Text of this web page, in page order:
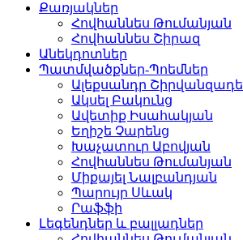
Քառյակներ
Հովհաննես Թումանյան
Հովհաննես Շիրազ
Անեկդոտներ
Պատմվածքներ-Պոեմներ
Ալեքսանդր Շիրվանզադե
Ակսել Բակունց
Ավետիք Իսահակյան
Եղիշե Չարենց
Խաչատուր Աբովյան
Հովհաննես Թումանյան
Միքայել Նալբանդյան
Պարույր Սևակ
Րաֆֆի
Լեգենդներ և բալլադներ